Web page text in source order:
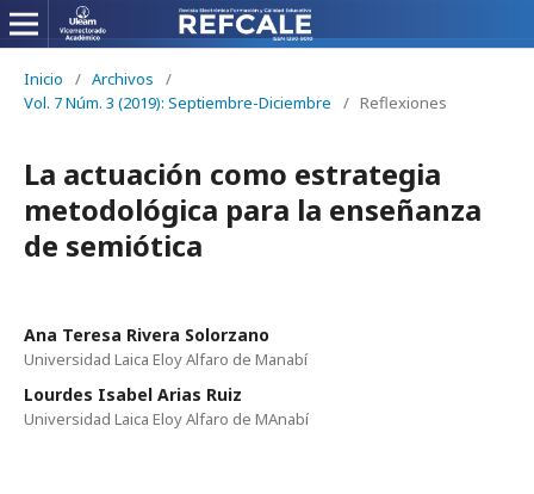
Inicio / Archivos
/
Vol. 7 Núm. 3 (2019): Septiembre-Diciembre
/ Reflexiones
La actuación como estrategia
metodológica para la enseñanza
de semiótica
Ana Teresa Rivera Solorzano
Universidad Laica Eloy Alfaro de Manabí
Lourdes Isabel Arias Ruiz
Universidad Laica Eloy Alfaro de MAnabí